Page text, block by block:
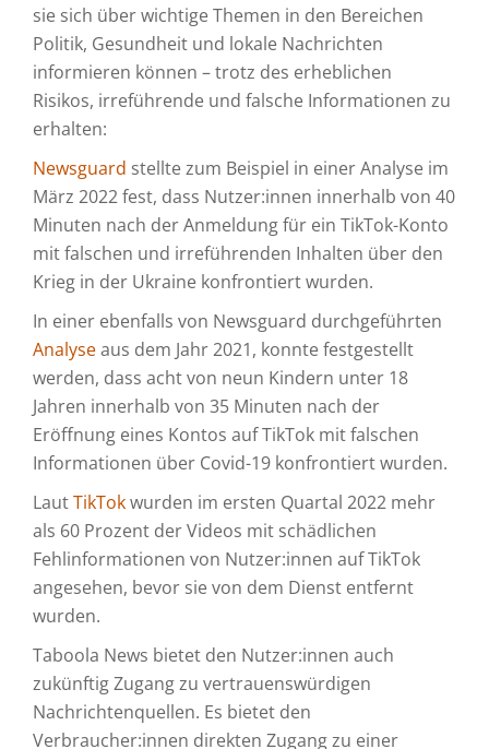
sie sich über wichtige Themen in den Bereichen
Politik, Gesundheit und lokale Nachrichten
informieren können – trotz des erheblichen
Risikos, irreführende und falsche Informationen zu
erhalten:
Newsguard stellte zum Beispiel in einer Analyse im
März 2022 fest, dass Nutzer:innen innerhalb von 40
Minuten nach der Anmeldung für ein TikTok-Konto
mit falschen und irreführenden Inhalten über den
Krieg in der Ukraine konfrontiert wurden.
In einer ebenfalls von Newsguard durchgeführten
Analyseaus dem Jahr 2021, konnte festgestellt
werden, dass acht von neun Kindern unter 18
Jahren innerhalb von 35 Minuten nach der
Eröffnung eines Kontos auf TikTok mit falschen
Informationen über Covid-19 konfrontiert wurden.
LautTikTokwurden im ersten Quartal 2022 mehr
als 60 Prozent der Videos mit schädlichen
Fehlinformationen von Nutzer:innen auf TikTok
angesehen, bevor sie von dem Dienst entfernt
wurden.
Taboola News bietet den Nutzer:innen auch
zukünftig Zugang zu vertrauenswürdigen
Nachrichtenquellen. Es bietet den
Verbraucher:innen direkten Zugang zu einer